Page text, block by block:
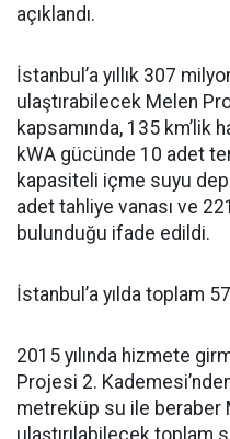
açıklandı.
İstanbul’a yıllık 307
ulaştırabilecek Melen
kapsamında, 135 km’lik
kWA gücünde 10 adet
kapasiteli içme suyu
adet tahliye vanası ve
bulunduğu ifade edildi.
İstanbul’a yılda toplam
2015 yılında hizmete
Projesi 2.
metreküp su ile beraber
ulaştırılabilecek toplam